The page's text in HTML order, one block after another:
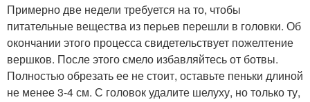
Примерно две недели требуется на то, чтобы
питательные вещества из перьев перешли в головки. Об
окончании этого процесса свидетельствует пожелтение
вершков. После этого смело избавляйтесь от ботвы.
Полностью обрезать ее не стоит, оставьте пеньки длиной
не менее 3-4 см. С головок удалите шелуху, но только ту,